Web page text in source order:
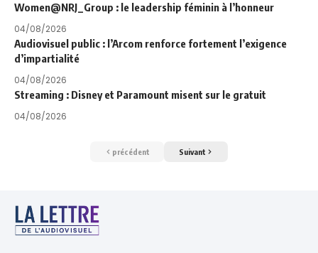
Women@NRJ_Group : le leadership féminin à l’honneur
04/08/2026
Audiovisuel public : l’Arcom renforce fortement l’exigence
d’impartialité
04/08/2026
Streaming : Disney et Paramount misent sur le gratuit
04/08/2026
précédent Suivant